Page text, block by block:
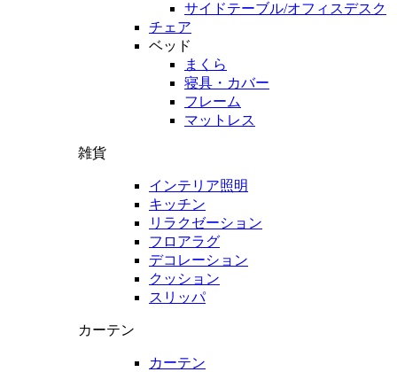
サイドテーブル/オフィスデスク
チェア
ベッド
まくら
寝具・カバー
フレーム
マットレス
雑貨
インテリア照明
キッチン
リラクゼーション
フロアラグ
デコレーション
クッション
スリッパ
カーテン
カーテン